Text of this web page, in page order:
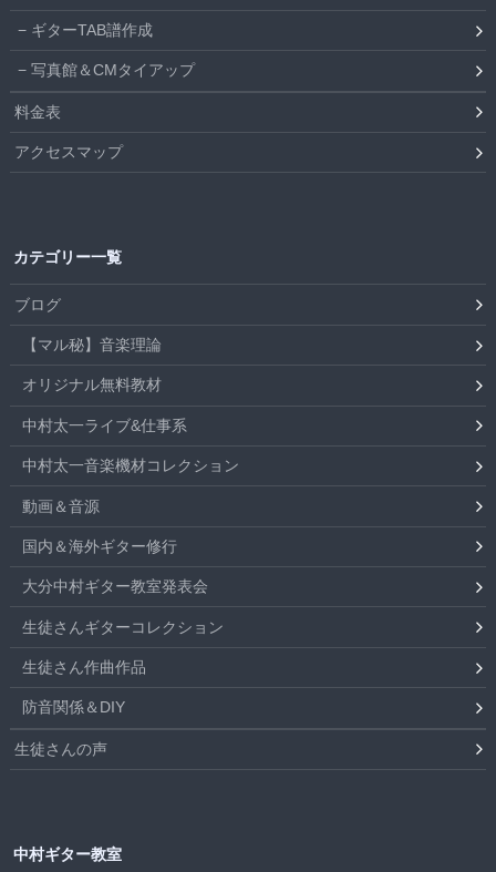
ギターTAB譜作成
写真館＆CMタイアップ
料金表
アクセスマップ
カテゴリー一覧
ブログ
【マル秘】音楽理論
オリジナル無料教材
中村太一ライブ&仕事系
中村太一音楽機材コレクション
動画＆音源
国内＆海外ギター修行
大分中村ギター教室発表会
生徒さんギターコレクション
生徒さん作曲作品
防音関係＆DIY
生徒さんの声
中村ギター教室